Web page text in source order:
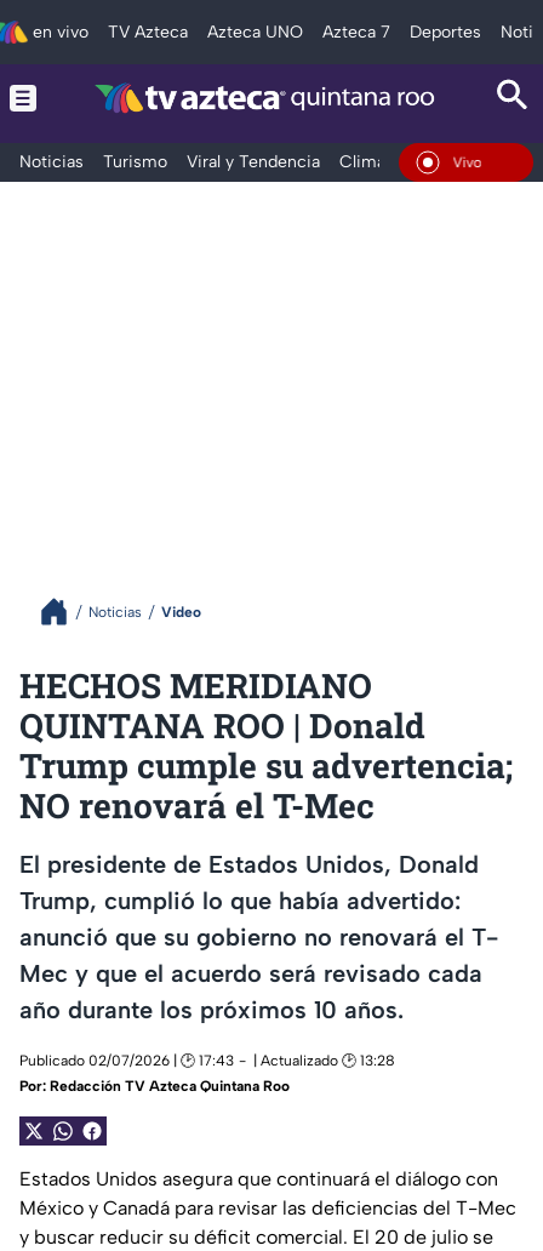
en vivo TV Azteca Azteca UNO Azteca 7 Deportes
Noticias Turismo Viral y Tendencia Clima Tráfico
En Vivo
Noticias Video
HECHOS MERIDIANO
QUINTANA ROO | Donald
Trump cumple su advertencia;
NO renovará el T-Mec
El presidente de Estados Unidos, Donald
Trump, cumplió lo que había advertido:
anunció que su gobierno no renovará el T-
Mec y que el acuerdo será revisado cada
año durante los próximos 10 años.
Publicado 02/07/2026 | 🕑 17:43
| Actualizado 🕑 13:28
Por: Redacción TV Azteca Quintana Roo
Estados Unidos asegura que continuará el diálogo con
México y Canadá para revisar las deficiencias del T-Mec
y buscar reducir su déficit comercial. El 20 de julio se